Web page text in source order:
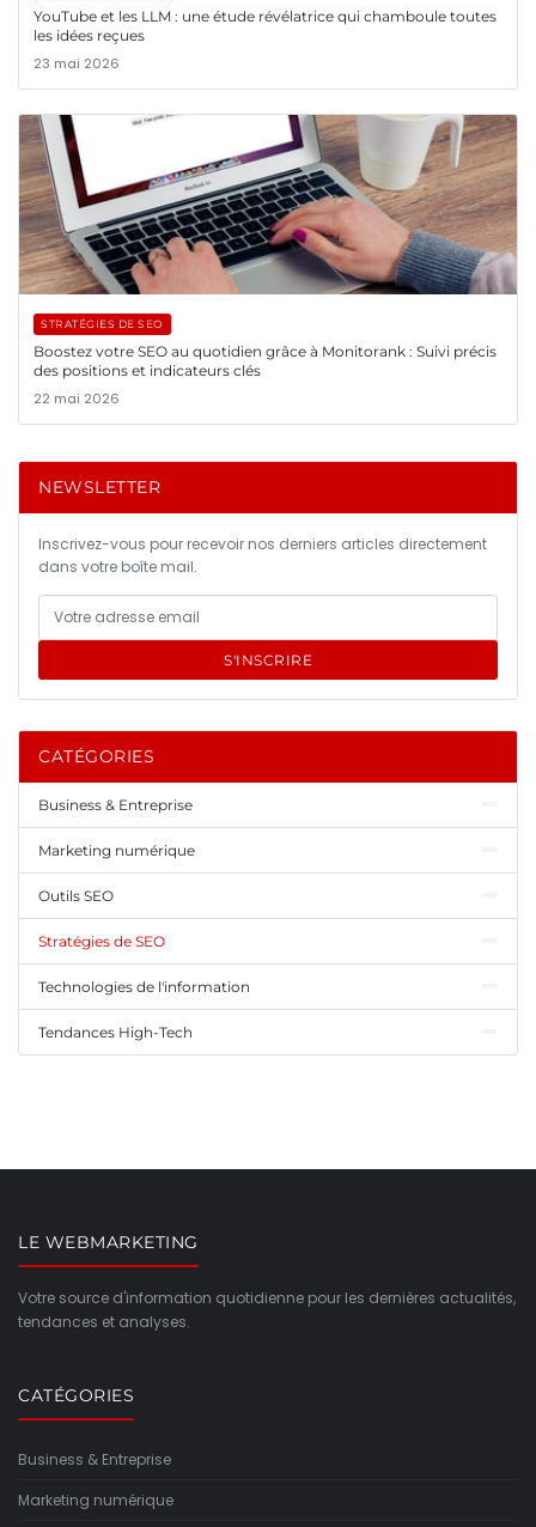
YouTube et les LLM : une étude révélatrice qui chamboule toutes
les idées reçues
23 mai 2026
STRATÉGIES DE SEO
Boostez votre SEO au quotidien grâce à Monitorank : Suivi précis
des positions et indicateurs clés
22 mai 2026
NEWSLETTER
Inscrivez-vous pour recevoir nos derniers articles directement
dans votre boîte mail.
S'INSCRIRE
CATÉGORIES
Business & Entreprise
Marketing numérique
Outils SEO
Stratégies de SEO
Technologies de l'information
Tendances High-Tech
LE WEBMARKETING
Votre source d'information quotidienne pour les dernières actualités,
tendances et analyses.
CATÉGORIES
Business & Entreprise
Marketing numérique